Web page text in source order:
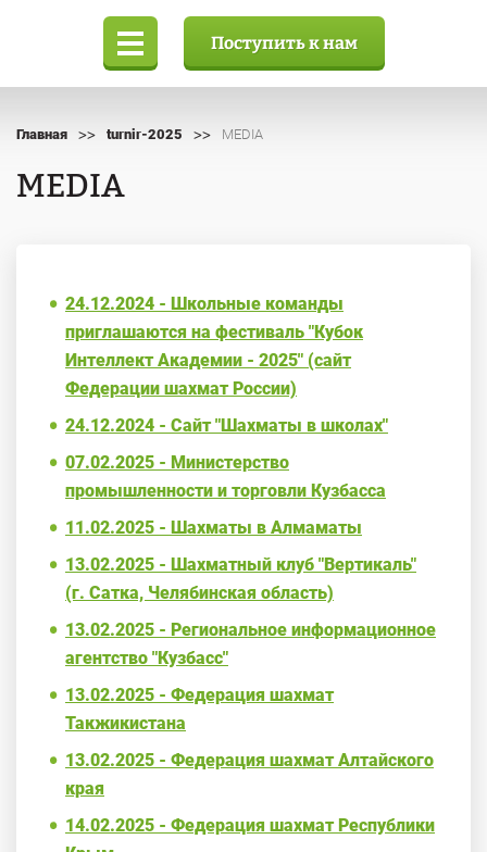
Поступить к нам
Главная >> turnir-2025 >> MEDIA
MEDIA
24.12.2024 - Школьные команды
приглашаются на фестиваль "Кубок
Интеллект Академии - 2025" (сайт
Федерации шахмат России)
24.12.2024 - Сайт "Шахматы в школах"
07.02.2025 - Министерство
промышленности и торговли Кузбасса
11.02.2025 - Шахматы в Алмаматы
13.02.2025 - Шахматный клуб "Вертикаль"
(г. Сатка, Челябинская область)
13.02.2025 - Региональное информационное
агентство "Кузбасс"
13.02.2025 - Федерация шахмат
Такжикистана
13.02.2025 - Федерация шахмат Алтайского
края
14.02.2025 - Федерация шахмат Республики